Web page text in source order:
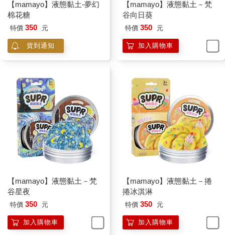
【mamayo】液態黏土-夢幻
棉花糖
特價 350 元
貨到通知
【mamayo】液態黏土－梵
谷向日葵
特價 350 元
加入購物車
【mamayo】液態黏土－梵
谷星夜
特價 350 元
加入購物車
【mamayo】液態黏土－捲
捲冰淇淋
特價 350 元
加入購物車